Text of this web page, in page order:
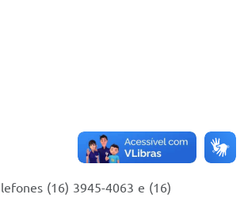
(16) 3945-4063 e (16)